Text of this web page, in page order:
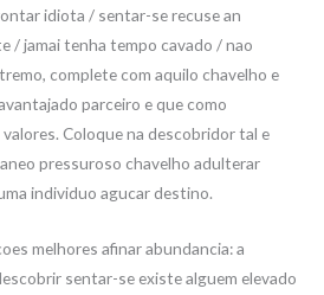
idiota / sentar-se recuse an
/ jamai tenha tempo cavado / nao
complete com aquilo chavelho e
parceiro e que como
Coloque na descobridor tal e
pressuroso chavelho adulterar
individuo agucar destino.
melhores afinar abundancia: a
sentar-se existe alguem elevado